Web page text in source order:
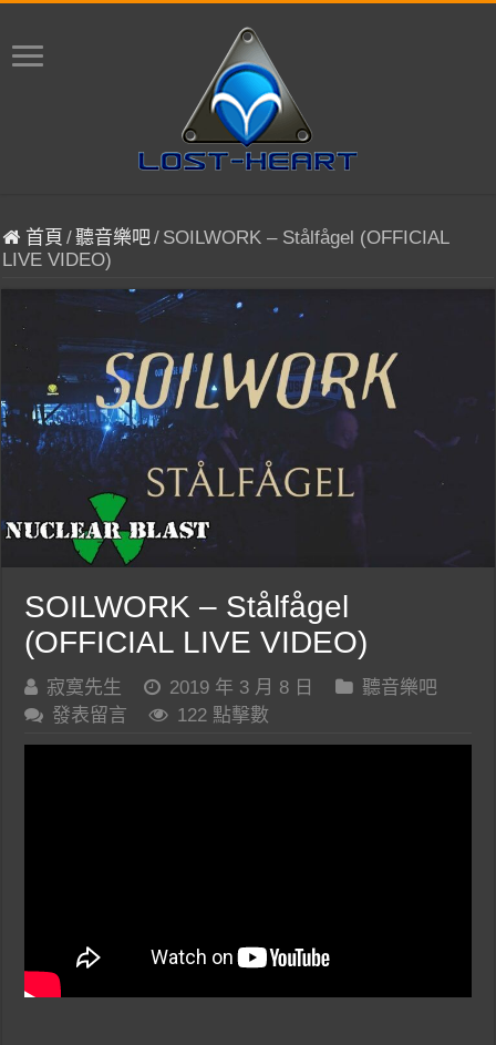
首頁 /聽音樂吧/ SOILWORK – Stålfågel (OFFICIAL
LIVE VIDEO)
SOILWORK – Stålfågel
(OFFICIAL LIVE VIDEO)
寂寞先生 2019 年 3 月 8 日
聽音樂吧
發表留言
122 點擊數